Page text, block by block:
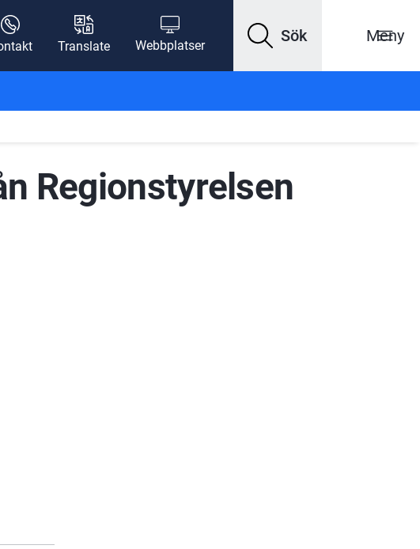
Translate Webbplatser
Sök Meny
Regionstyrelsen